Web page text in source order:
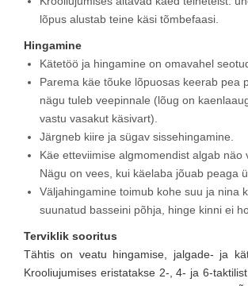
lõpus alustab teine käsi tõmbefaasi.
Hingamine
Kätetöö ja hingamine on omavahel
Parema käe tõuke lõpuosas keerab pea
nägu tuleb veepinnale (lõug on
vastu vasakut käsivart).
Järgneb kiire ja sügav sissehingamine.
Käe etteviimise algmomendist algab näo
Nägu on vees, kui käelaba jõuab peaga
Väljahingamine toimub kohe suu ja nina
suunatud basseini põhja, hinge kinni ei
Terviklik sooritus
Tähtis on veatu hingamise, jalgade- ja
Krooliujumises eristatakse 2-, 4- ja 6-